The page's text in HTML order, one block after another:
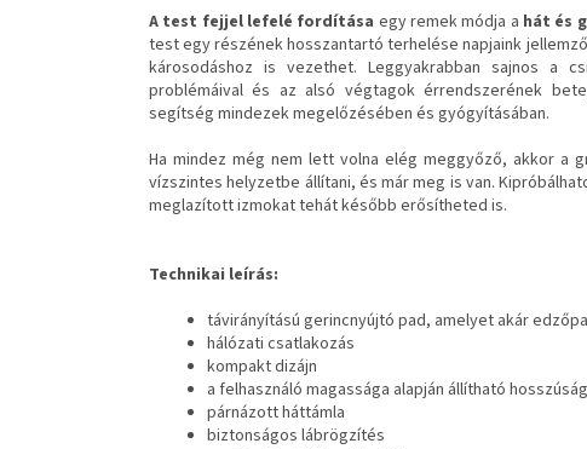
A test fejjel lefelé fordítása egy remek módja a hát és
test egy részének hosszantartó terhelése napjaink
károsodáshoz is vezethet. Leggyakrabban sajnos a
problémáival és az alsó végtagok érrendszerének
segítség mindezek megelőzésében és gyógyításában.
Ha mindez még nem lett volna elég meggyőző, akkor a
vízszintes helyzetbe állítani, és már meg is van.
meglazított izmokat tehát később erősítheted is.
Technikai leírás:
távirányítású gerincnyújtó pad, amelyet akár
hálózati csatlakozás
kompakt dizájn
a felhasználó magassága alapján állítható
párnázott háttámla
biztonságos lábrögzítés